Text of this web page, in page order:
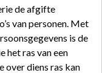
de afgifte
van personen. Met
is de
het ras van een
diens ras kan